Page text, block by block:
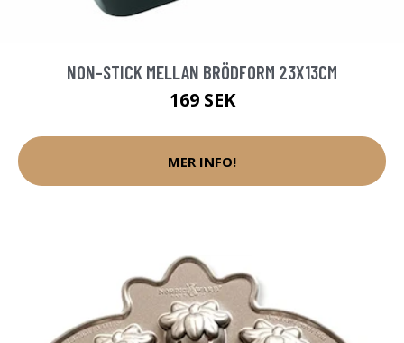
NON-STICK MELLAN BRÖDFORM 23X13CM
169 SEK
MER INFO!